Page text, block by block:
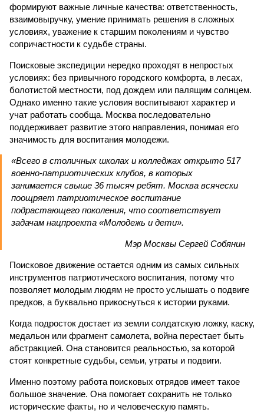
формируют важные личные качества: ответственность,
взаимовыручку, умение принимать решения в сложных
условиях, уважение к старшим поколениям и чувство
сопричастности к судьбе страны.
Поисковые экспедиции нередко проходят в непростых
условиях: без привычного городского комфорта, в лесах,
болотистой местности, под дождем или палящим солнцем.
Однако именно такие условия воспитывают характер и
учат работать сообща. Москва последовательно
поддерживает развитие этого направления, понимая его
значимость для воспитания молодежи.
«Всего в столичных школах и колледжах открыто 517
военно-патриотических клубов, в которых
занимается свыше 36 тысяч ребят. Москва всячески
поощряет патриотическое воспитание
подрастающего поколения, что соответствует
задачам нацпроекта «Молодежь и дети».
Мэр Москвы Сергей Собянин
Поисковое движение остается одним из самых сильных
инструментов патриотического воспитания, потому что
позволяет молодым людям не просто услышать о подвиге
предков, а буквально прикоснуться к истории руками.
Когда подросток достает из земли солдатскую ложку, каску,
медальон или фрагмент самолета, война перестает быть
абстракцией. Она становится реальностью, за которой
стоят конкретные судьбы, семьи, утраты и подвиги.
Именно поэтому работа поисковых отрядов имеет такое
большое значение. Она помогает сохранить не только
исторические факты, но и человеческую память.